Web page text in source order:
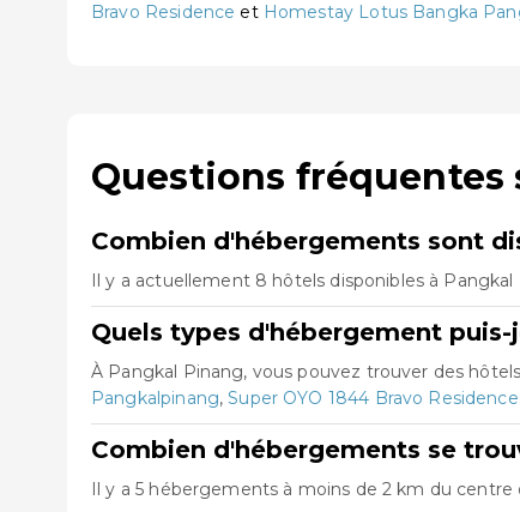
Bravo Residence et Homestay Lotus Bangka
Questions fréquentes
Combien d'hébergements sont
Il y a actuellement 8 hôtels disponibles à
Quels types d'hébergement
À Pangkal Pinang, vous pouvez trouver des
Pangkalpinang,Super OYO 1844 Bravo Residence
Combien d'hébergements se
Il y a 5 hébergements à moins de 2 km du